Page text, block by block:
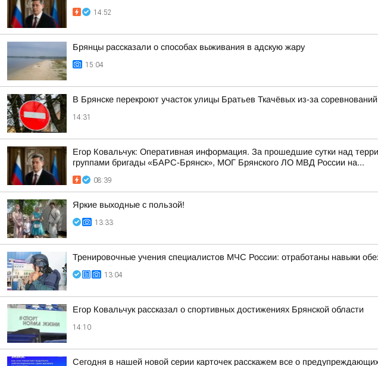
14:52
Брянцы рассказали о способах выживания в адскую жару
15:04
В Брянске перекроют участок улицы Братьев Ткачёвых из-за соревнований
14:31
Егор Ковальчук: Оперативная информация. За прошедшие сутки над
группами бригады «БАРС-Брянск», МОГ Брянского ЛО МВД России на...
08:39
Яркие выходные с пользой!
13:33
Тренировочные учения специалистов МЧС России: отработаны навыки
13:04
Егор Ковальчук рассказал о спортивных достижениях Брянской области
14:10
Сегодня в нашей новой серии карточек расскажем все о